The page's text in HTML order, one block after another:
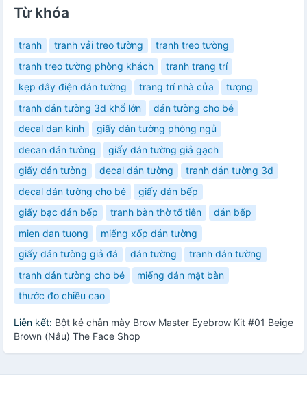
Từ khóa
tranh tranh vải treo tường
tranh treo tường
tranh treo tường phòng khách
tranh trang trí
kẹp dây điện dán tường
trang trí nhà cửa
tượng
tranh dán tường 3d khổ lớn
dán tường cho bé
decal dan kính
giấy dán tường phòng ngủ
decan dán tường
giấy dán tường giả gạch
giấy dán tường
decal dán tường
tranh dán tường 3d
decal dán tường cho bé
giấy dán bếp
giấy bạc dán bếp
tranh bàn thờ tổ tiên
dán bếp
mien dan tuong
miếng xốp dán tường
giấy dán tường giả đá
dán tường
tranh dán tường
tranh dán tường cho bé
miếng dán mặt bàn
thước đo chiều cao
Liên kết: Bột kẻ chân mày Brow Master Eyebrow Kit #01 Beige
Brown (Nâu) The Face Shop